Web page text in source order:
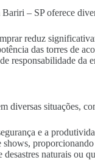
– SP oferece
reduz
das torres de
responsabilidade da
diversas situações,
e a
shows,
desastres naturais ou